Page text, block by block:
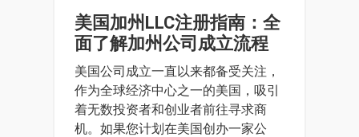
美国加州LLC注册指南：全
面了解加州公司成立流程
美国公司成立一直以来都备受关注，
作为全球经济中心之一的美国，吸引
着无数投资者和创业者前往寻求商
机。如果您计划在美国创办一家公